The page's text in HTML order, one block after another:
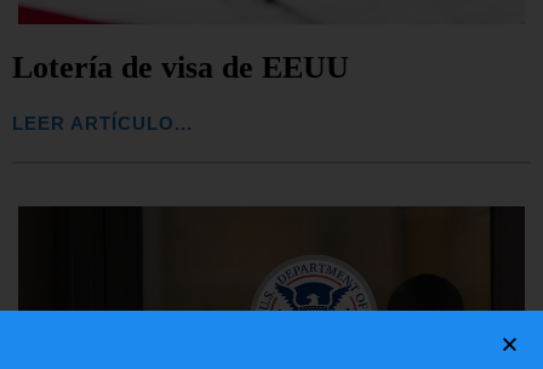
Lotería de visa de EEUU
LEER ARTÍCULO...